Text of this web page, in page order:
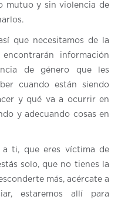
mutuo y sin violencia de
que necesitamos de la
información
de género que les
cuando están siendo
y qué va a ocurrir en
y adecuando cosas en
a ti, que eres víctima de
solo, que no tienes la
más, acércate a
estaremos allí para